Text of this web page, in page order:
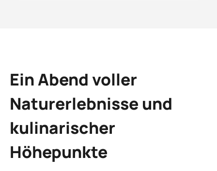
Ein Abend voller
Naturerlebnisse und
kulinarischer
Höhepunkte